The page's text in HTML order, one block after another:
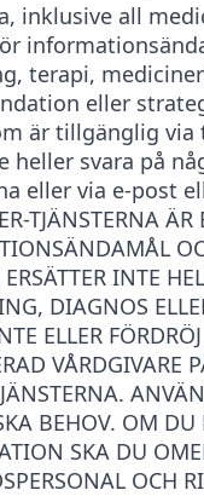
inklusive all
terapi,
eller
är tillgänglig via
heller svara på
eller via e-post
TJÄNSTERNA ÄR
INTE
DIAGNOS
ELLER
VÅRDGIVARE
BEHOV. OM DU
SKA DU
OCH